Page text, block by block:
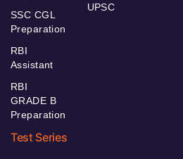
SSC CGL
Preparation
RBI
Assistant
RBI
GRADE B
Preparation
UPSC
Test Series